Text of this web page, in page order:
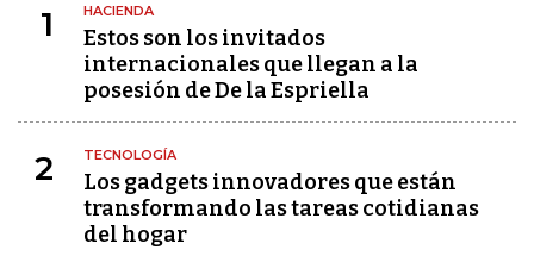
1 HACIENDA
Estos son los invitados
internacionales que llegan a la
posesión de De la Espriella
2 TECNOLOGÍA
Los gadgets innovadores que están
transformando las tareas cotidianas
del hogar